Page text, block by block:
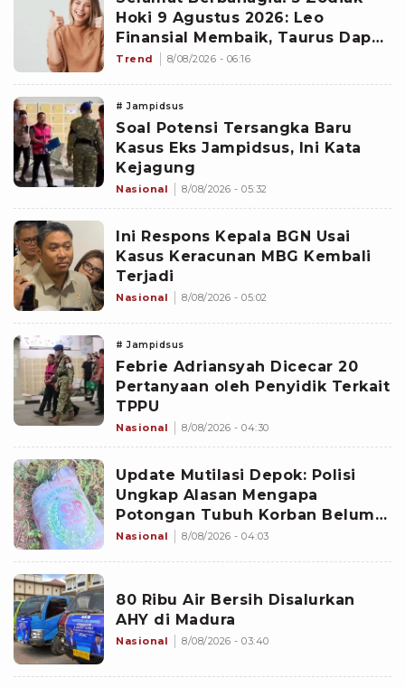
Hoki 9 Agustus 2026: Leo
Finansial Membaik, Taurus Dapat
Peluang dari Arah Tak Terduga
Trend 8/08/2026 - 06:16
# Jampidsus
Soal Potensi Tersangka Baru
Kasus Eks Jampidsus, Ini Kata
Kejagung
Nasional 8/08/2026 - 05:32
Ini Respons Kepala BGN Usai
Kasus Keracunan MBG Kembali
Terjadi
Nasional 8/08/2026 - 05:02
# Jampidsus
Febrie Adriansyah Dicecar 20
Pertanyaan oleh Penyidik Terkait
TPPU
Nasional 8/08/2026 - 04:30
Update Mutilasi Depok: Polisi
Ungkap Alasan Mengapa
Potongan Tubuh Korban Belum
Juga Ditemukan
Nasional 8/08/2026 - 04:03
80 Ribu Air Bersih Disalurkan
AHY di Madura
Nasional 8/08/2026 - 03:40